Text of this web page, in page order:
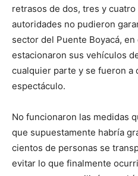
retrasos de dos, tres y
autoridades no pudieron
sector del Puente Boyacá,
estacionaron sus vehículos
cualquier parte y se fueron a
espectáculo.
No funcionaron las medidas
que supuestamente habría
cientos de personas se
evitar lo que finalmente